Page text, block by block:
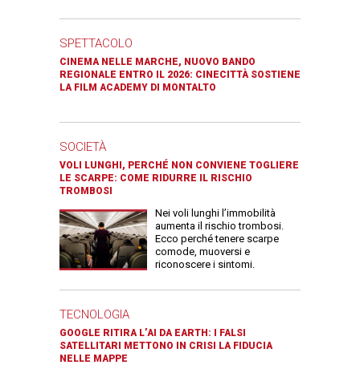
SPETTACOLO
CINEMA NELLE MARCHE, NUOVO BANDO
REGIONALE ENTRO IL 2026: CINECITTÀ SOSTIENE
LA FILM ACADEMY DI MONTALTO
SOCIETÀ
VOLI LUNGHI, PERCHÉ NON CONVIENE TOGLIERE
LE SCARPE: COME RIDURRE IL RISCHIO
TROMBOSI
Nei voli lunghi l’immobilità
aumenta il rischio trombosi.
Ecco perché tenere scarpe
comode, muoversi e
riconoscere i sintomi.
TECNOLOGIA
GOOGLE RITIRA L’AI DA EARTH: I FALSI
SATELLITARI METTONO IN CRISI LA FIDUCIA
NELLE MAPPE